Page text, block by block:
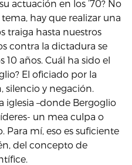
actuación en los ’70? No
hay que realizar una
traiga hasta nuestros
contra la dictadura se
años. Cuál ha sido el
El oficiado por la
silencio y negación.
iglesia –donde Bergoglio
un mea culpa o
mí, eso es suficiente
del concepto de